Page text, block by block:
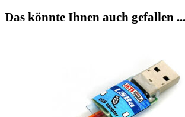
Das könnte Ihnen auch gefallen ...